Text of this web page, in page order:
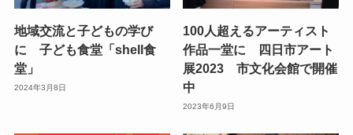
地域交流と子どもの学び
に 子ども食堂「shell食
堂」
2024年3月8日
100人超えるアーティスト
作品一堂に 四日市アート
展2023 市文化会館で開催
中
2023年6月9日